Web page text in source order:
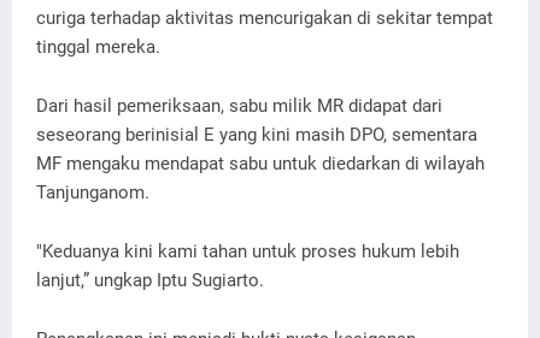
curiga terhadap aktivitas mencurigakan di sekitar tempat
tinggal mereka.
Dari hasil pemeriksaan, sabu milik MR didapat dari
seseorang berinisial E yang kini masih DPO, sementara
MF mengaku mendapat sabu untuk diedarkan di wilayah
Tanjunganom.
"Keduanya kini kami tahan untuk proses hukum lebih
lanjut,” ungkap Iptu Sugiarto.